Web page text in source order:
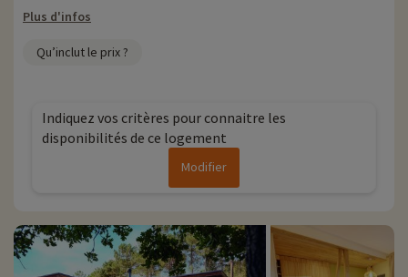
Plus d'infos
Qu’inclut le prix ?
Indiquez vos critères pour connaitre les
disponibilités de ce logement
Modifier